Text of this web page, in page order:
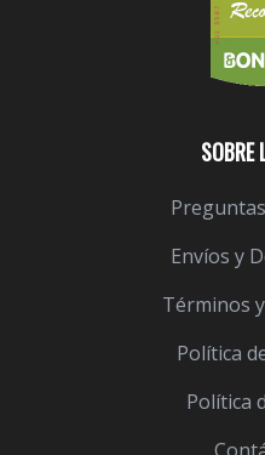
SOBRE
Envíos y
Términos
Política
Política